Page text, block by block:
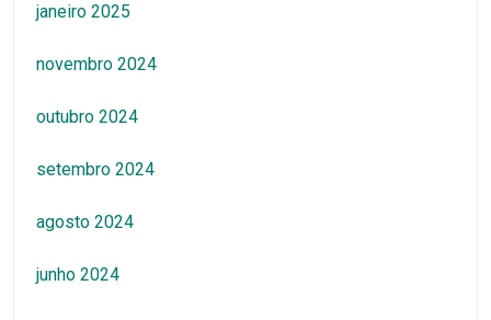
janeiro 2025
novembro 2024
outubro 2024
setembro 2024
agosto 2024
junho 2024